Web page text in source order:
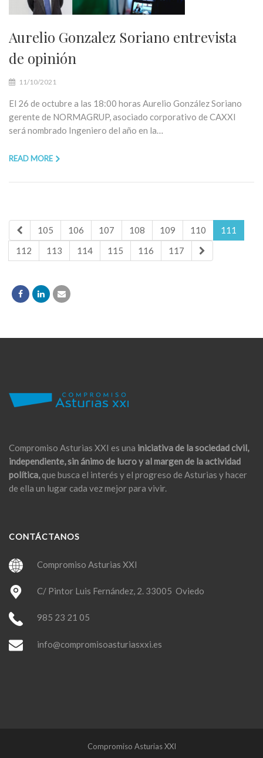
Aurelio Gonzalez Soriano entrevista
de opinión
11/10/2021
El 26 de octubre a las 18:00 horas Aurelio González Soriano
gerente de NORMAGRUP, asociado corporativo de CAXXI
será nombrado Ingeniero del año en la…
READ MORE
105 106 107 108 109 110
111
112
113 114 115 116 117
Compromiso Asturias XXI es una iniciativa de la sociedad civil,
independiente, sin ánimo de lucro y al margen de la actividad
política,que busca el interés y el progreso de Asturias y hacer
de ella un lugar cada vez mejor para vivir.
CONTÁCTANOS
Compromiso Asturias XXI
C/ Pintor Luis Fernández, 2. 33005 Oviedo
985 23 21 05
info@compromisoasturiasxxi.es
Compromiso Asturias XXI